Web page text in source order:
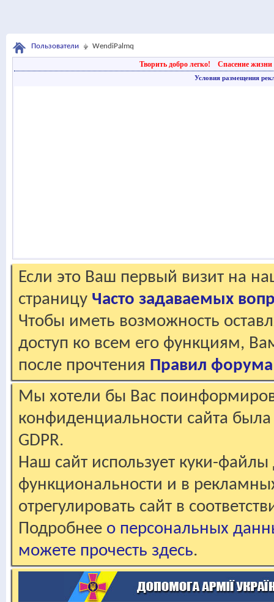
Пользователи WendiPalmq
Творить добро легко! Спасение жизни
Условия размещения
Если это Ваш первый визит на
страницу Часто задаваемых
Чтобы иметь возможность
доступ ко всем его функциям,
после прочтения Правил форума
Мы хотели бы Вас
конфиденциальности сайта
GDPR.
Наш сайт использует куки-файлы
функциональности и в
отрегулировать сайт в
Подробнее о персональных
можете прочесть здесь.